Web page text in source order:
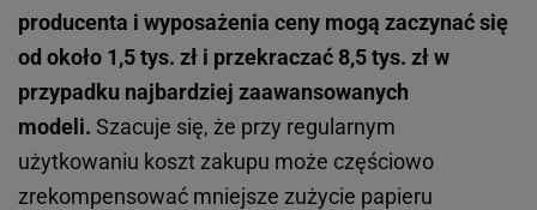
producenta i wyposażenia ceny mogą zaczynać się
od około 1,5 tys. zł i przekraczać 8,5 tys. zł w
przypadku najbardziej zaawansowanych
modeli. Szacuje się, że przy regularnym
użytkowaniu koszt zakupu może częściowo
zrekompensować mniejsze zużycie papieru